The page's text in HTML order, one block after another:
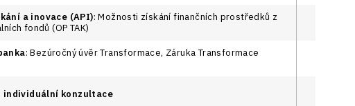
a inovace (API): Možnosti získání finančních prostředků z
fondů (OP TAK)
: Bezúročný úvěr Transformace, Záruka Transformace
individuální konzultace